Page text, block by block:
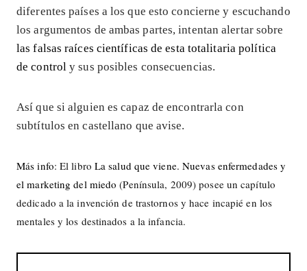
diferentes países a los que esto concierne y escuchando
los argumentos de ambas partes, intentan alertar sobre
las falsas raíces científicas de esta totalitaria política
de controly sus posibles consecuencias.
Así que si alguien es capaz de encontrarla con
subtítulos en castellano que avise.
Más info: El libro La salud que viene. Nuevas enfermedades y
el marketing del miedo (Península, 2009) posee un capítulo
dedicado a la invención de trastornos y hace incapié en los
mentales y los destinados a la infancia.